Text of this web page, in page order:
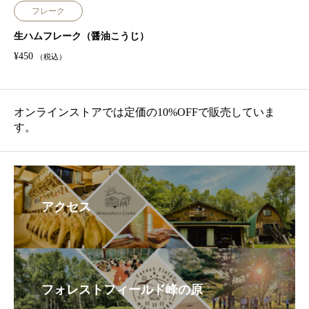
フレーク
生ハムフレーク（醤油こうじ）
¥450 （税込）
オンラインストアでは定価の10%OFFで販売していま
す。
アクセス
フォレストフィールド峰の原